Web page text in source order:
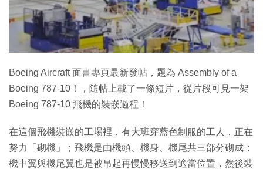
Boeing Aircraft 面書專頁最新發帖，題為 Assembly of a
Boeing 787-10！，隨帖上載了一條短片，從片段可見一架
Boeing 787-10 飛機的裝嵌過程！
在這個飛機裝嵌的工場裡，有大班穿藍色制服的工人，正在
努力「砌機」；飛機是由機頭、機身、機尾共三部分砌成；
機中翼與機尾翼也是被吊起再慢慢移送到適當位置，然後裝